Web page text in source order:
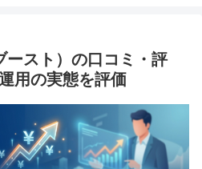
スト）の口コミ・評
用の実態を評価